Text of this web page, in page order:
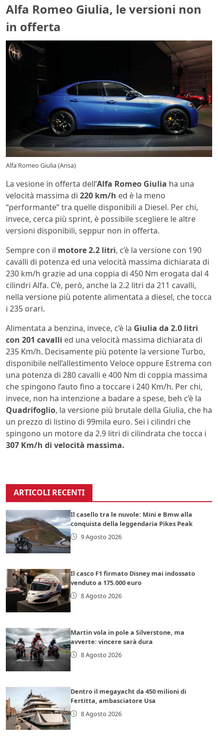
Alfa Romeo Giulia, le versioni non
in offerta
Alfa Romeo Giulia (Ansa)
La vesione in offerta dell’Alfa Romeo Giulia ha una
velocità massima di 220 km/h ed è la meno
“performante” tra quelle disponibili a Diesel. Per chi,
invece, cerca più sprint, è possibile scegliere le altre
versioni disponibili, seppur non in offerta.
Sempre con il motore 2.2 litri, c’è la versione con 190
cavalli di potenza ed una velocità massima dichiarata di
230 km/h grazie ad una coppia di 450 Nm erogata dal 4
cilindri Alfa. C’è, però, anche la 2.2 litri da 211 cavalli,
nella versione più potente alimentata a diesel, che tocca
i 235 orari.
Alimentata a benzina, invece, c’è la Giulia da 2.0 litri
con 201 cavalli ed una velocità massima dichiarata di
235 Km/h. Decisamente più potente la versione Turbo,
disponibile nell’allestimento Veloce oppure Estrema con
una potenza di 280 cavalli e 400 Nm di coppia massima
che spingono l’auto fino a toccare i 240 Km/h. Per chi,
invece, non ha intenzione a badare a spese, beh c’è la
Quadrifoglio, la versione più brutale della Giulia, che ha
un prezzo di listino di 99mila euro. Sei i cilindri che
spingono un motore da 2.9 litri di cilindrata che tocca i
307 Km/h di velocità massima.
ARTICOLI RECENTI
Il casello tra le nuvole: Mini e Bmw alla
conquista della leggendaria Pikes Peak
9 Agosto 2026
Il casco F1 firmato Disney mai indossato
venduto a 175.000 euro
8 Agosto 2026
Martin vola in pole a Silverstone, ma
avverte: vincere sarà dura
8 Agosto 2026
Dentro il megayacht da 450 milioni di
Fertitta, ambasciatore Usa
8 Agosto 2026